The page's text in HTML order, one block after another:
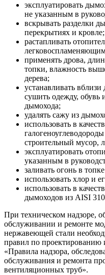
эксплуатировать
не указанным в
вскрывать разделки
перекрытиях и кровле;
растапливать
применять дрова,
топки, влажность
дерева;
устанавливать
сушить одежду, обувь
дымохода;
удалять сажу из
использовать в
строительный мусор,
эксплуатировать
указанным в
заливать огонь в
использовать хлор и
использовать в
дымоходов из AISI
При техническом надзоре,
обслуживании и ремонте
нержавеющей стали
правил по проектированию
«Правила надзора,
обслуживания и ремонта
вентиляционных труб».